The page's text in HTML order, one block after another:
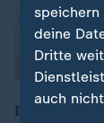
In Rom
deine
Dritte
auch